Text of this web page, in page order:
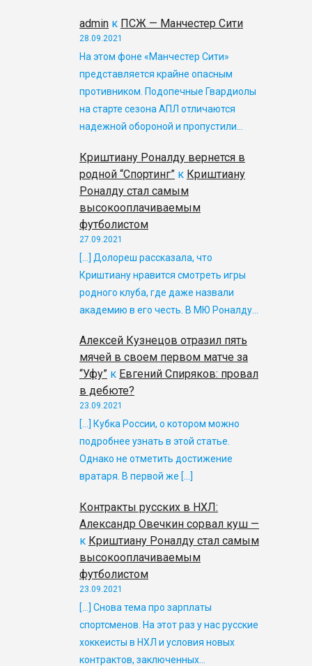
admin к ПСЖ — Манчестер Сити
28.09.2021
На этом фоне «Манчестер Сити»
представляется крайне опасным
противником. Подопечные Гвардиолы
на старте сезона АПЛ отличаются
надежной обороной и пропустили…
Криштиану Роналду вернется в
родной “Спортинг” к Криштиану
Роналду стал самым
высокооплачиваемым
футболистом
27.09.2021
[…] Долореш рассказала, что
Криштиану нравится смотреть игры
родного клуба, где даже назвали
академию в его честь. В МЮ Роналду…
Алексей Кузнецов отразил пять
мячей в своем первом матче за
“Уфу” к Евгений Спиряков: провал
в дебюте?
23.09.2021
[…] Кубка России, о котором можно
подробнее узнать в этой статье.
Однако не отметить достижение
вратаря. В первой же […]
Контракты русских в НХЛ:
Александр Овечкин сорвал куш —
к Криштиану Роналду стал самым
высокооплачиваемым
футболистом
23.09.2021
[…] Снова тема про зарплаты
спортсменов. На этот раз у нас русские
хоккеисты в НХЛ и условия новых
контрактов, заключенных…